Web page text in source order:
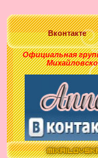
Вконтакте
Официальная